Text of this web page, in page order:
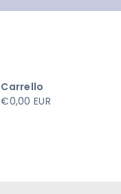
Carrello
€0,00 EUR